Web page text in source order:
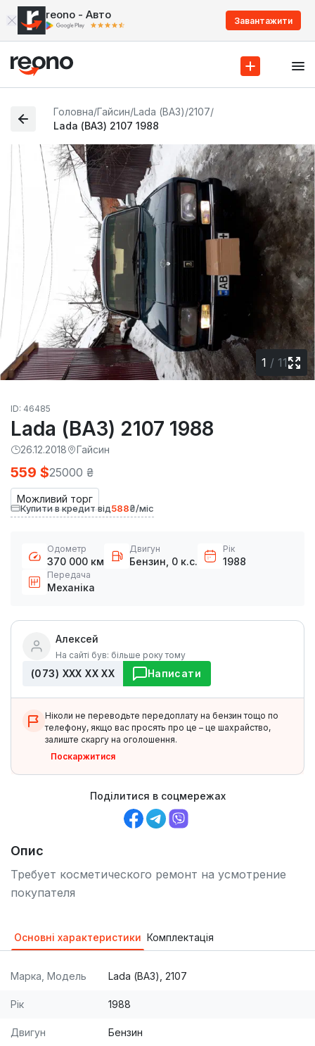
reono - Авто Завантажити
Головна/Гайсин/Lada (ВАЗ)/2107/
Lada (ВАЗ) 2107 1988
1 / 11
ID: 46485
Lada (ВАЗ) 2107 1988
26.12.2018 Гайсин
Можливий торг
559 $25000 ₴
Купити в кредит від588₴/міс
Одометр
370 000 км
Двигун
Бензин, 0 к.с.
Рік
1988
Передача
Механіка
Алексей
На сайті був: більше року тому
(073) ХХХ ХХ ХХ Написати
Ніколи не переводьте передоплату на бензин тощо по
телефону, якщо вас просять про це – це шахрайство,
залиште скаргу на оголошення.
Поскаржитися
Поділитися в соцмережах
Опис
Требует косметического ремонт на усмотрение
покупателя
Основні характеристики Комплектація
Марка, Модель Lada (ВАЗ), 2107
Рік 1988
Двигун Бензин